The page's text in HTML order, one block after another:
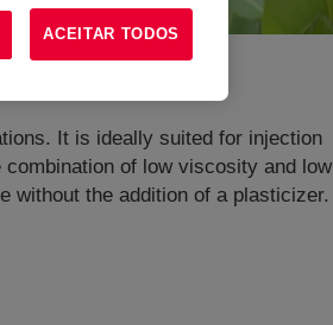
It is ideally suited for injection
of low viscosity and low
without the addition of a plasticizer.
ACEITAR TODOS